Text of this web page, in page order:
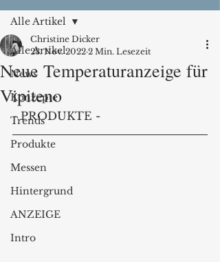
Alle Artikel
News
Konzepte
Trends
Produkte
Messen
Hintergrund
ANZEIGE
Intro
Alle Artikel
Neue Temperaturanzeige für
Vipiteno
Christine Dicker
23. Nov. 2022 2 Min. Lesezeit
- PRODUKTE -